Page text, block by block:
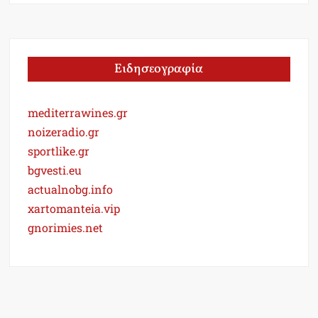
Ειδησεογραφία
mediterrawines.gr
noizeradio.gr
sportlike.gr
bgvesti.eu
actualnobg.info
xartomanteia.vip
gnorimies.net